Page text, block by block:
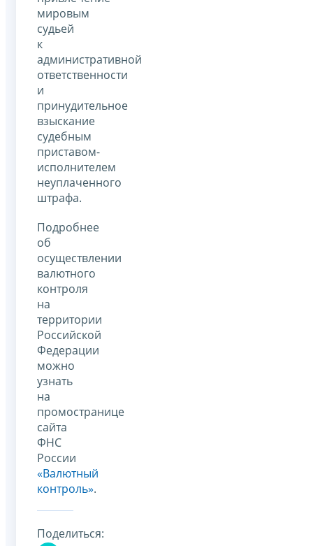
мировым
судьей
к
административной
ответственности
и
принудительное
взыскание
судебным
приставом-
исполнителем
неуплаченного
штрафа.
Подробнее
об
осуществлении
валютного
контроля
на
территории
Российской
Федерации
можно
узнать
на
промостранице
сайта
ФНС
России
«Валютный
контроль».
Поделиться: